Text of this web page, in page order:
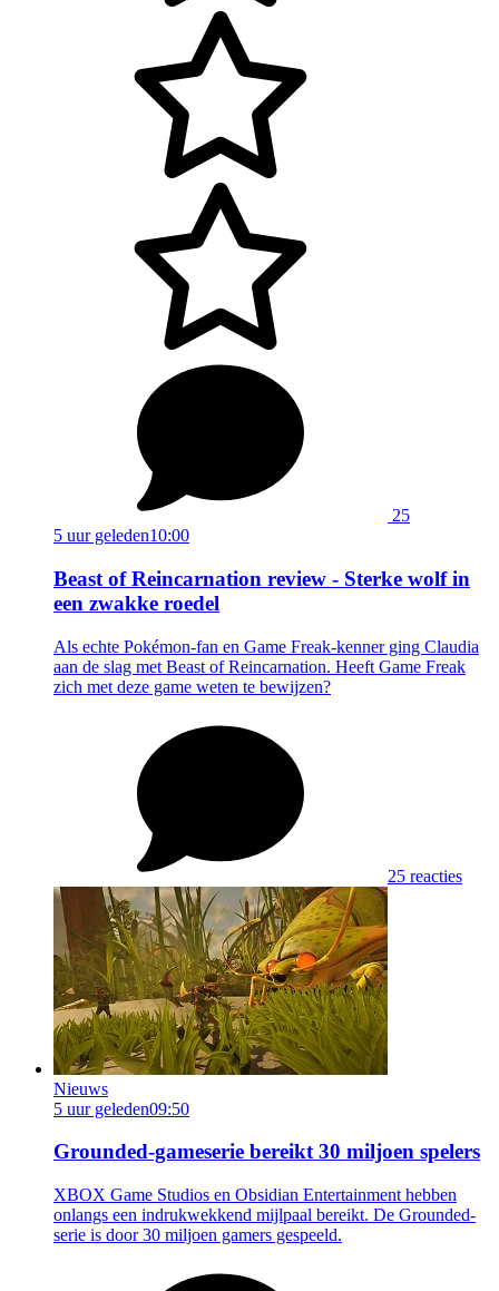
25
5 uur geleden10:00
Beast of Reincarnation review - Sterke wolf in
een zwakke roedel
Als echte Pokémon-fan en Game Freak-kenner ging Claudia
aan de slag met Beast of Reincarnation. Heeft Game Freak
zich met deze game weten te bewijzen?
25 reacties
Nieuws
5 uur geleden09:50
Grounded-gameserie bereikt 30 miljoen spelers
XBOX Game Studios en Obsidian Entertainment hebben
onlangs een indrukwekkend mijlpaal bereikt. De Grounded-
serie is door 30 miljoen gamers gespeeld.